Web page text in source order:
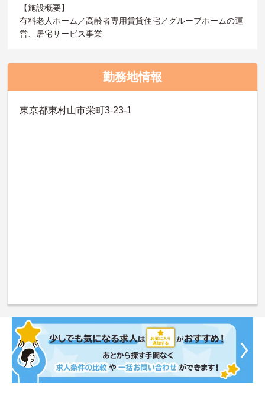
【施設概要】
有料老人ホーム／高齢者専用賃貸住宅／グループホームの運
営、居宅サービス事業
勤務地情報
東京都東村山市栄町3-23-1